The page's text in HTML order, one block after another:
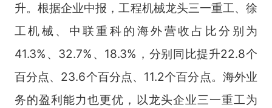
升。根据企业中报，工程机械龙头三一重工、徐
工机械、中联重科的海外营收占比分别为
41.3%、32.7%、18.3%，分别同比提升22.8个
百分点、23.6个百分点、11.2个百分点。海外业
务的盈利能力也更优，以龙头企业三一重工为